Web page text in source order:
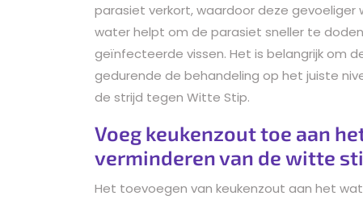
parasiet verkort, waardoor deze
water helpt om de parasiet sneller te
geïnfecteerde vissen. Het is belangrijk om
gedurende de behandeling op het juiste
de strijd tegen Witte Stip.
Voeg keukenzout toe aan
verminderen van de witte
Het toevoegen van keukenzout aan het